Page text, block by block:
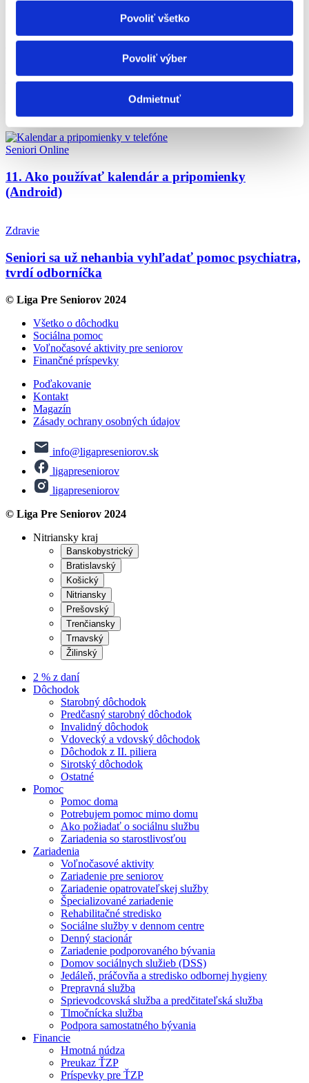
Povoliť všetko
Povoliť výber
Odmietnuť
sa zmenia skutočnosti rozhodujúce na trvanie nároku,
dňom smrti osoby, ktorej sa príspevok poskytoval.
Prehľad a podmienky poskytovania inflačnej pomoci (gov.sk)
Seniori Online
11. Ako používať kalendár a pripomienky
(Android)
Zdravie
Seniori sa už nehanbia vyhľadať pomoc psychiatra,
tvrdí odborníčka
© Liga Pre Seniorov 2024
Všetko o dôchodku
Sociálna pomoc
Voľnočasové aktivity pre seniorov
Finančné príspevky
Poďakovanie
Kontakt
Magazín
Zásady ochrany osobných údajov
info@ligapreseniorov.sk
ligapreseniorov
ligapreseniorov
© Liga Pre Seniorov 2024
Nitriansky kraj
Banskobystrický
Bratislavský
Košický
Nitriansky
Prešovský
Trenčiansky
Trnavský
Žilinský
2 % z daní
Dôchodok
Starobný dôchodok
Predčasný starobný dôchodok
Invalidný dôchodok
Vdovecký a vdovský dôchodok
Dôchodok z II. piliera
Sirotský dôchodok
Ostatné
Pomoc
Pomoc doma
Potrebujem pomoc mimo domu
Ako požiadať o sociálnu službu
Zariadenia so starostlivosťou
Zariadenia
Voľnočasové aktivity
Zariadenie pre seniorov
Zariadenie opatrovateľskej služby
Špecializované zariadenie
Rehabilitačné stredisko
Sociálne služby v dennom centre
Denný stacionár
Zariadenie podporovaného bývania
Domov sociálnych služieb (DSS)
Jedáleň, práčovňa a stredisko odbornej hygieny
Prepravná služba
Sprievodcovská služba a predčitateľská služba
Tlmočnícka služba
Podpora samostatného bývania
Financie
Hmotná núdza
Preukaz ŤZP
Príspevky pre ŤZP